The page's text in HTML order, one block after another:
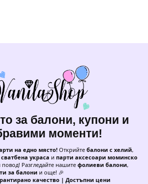
мл
за балони, купони и
моменти!
на едно място! Открийте балони с хелий,
сватбена украса и парти аксесоари моминско
повод! Разгледайте нашите фолиеви балони,
за балони и още! 🎉
качество | Достъпни цени